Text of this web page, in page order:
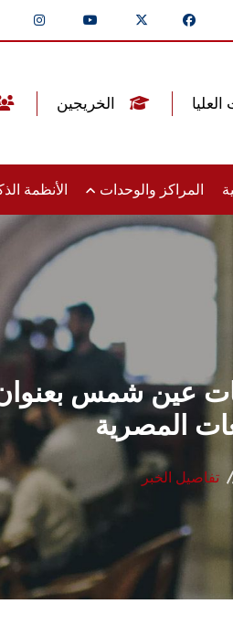
المراكز والوحدات الأنظمة
عين شمس
تفاصيل الخبر